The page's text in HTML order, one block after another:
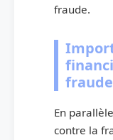
fraude.
fraude
En
contre la